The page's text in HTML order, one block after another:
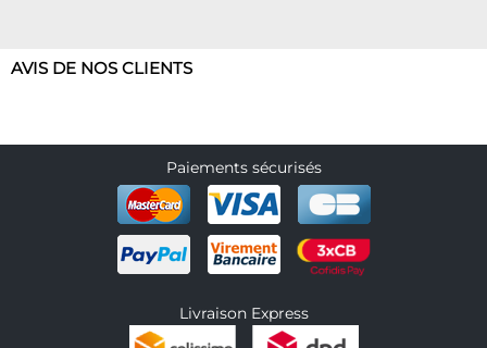
AVIS DE NOS CLIENTS
Paiements sécurisés
Livraison Express